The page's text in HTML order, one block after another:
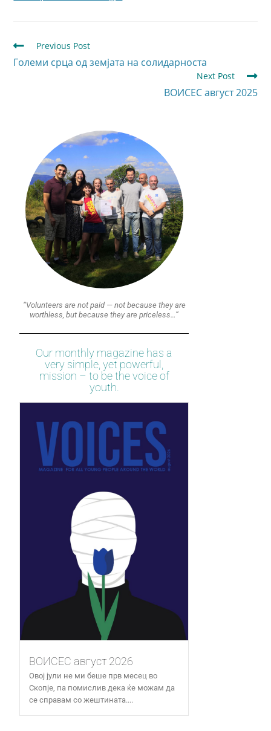
Previous Post
Големи срца од земјата на солидарноста
Next Post
ВОИСЕС август 2025
“Volunteers are not paid — not because they are
worthless, but because they are priceless…”
Our monthly magazine has a
very simple, yet powerful,
mission – to be the voice of
youth.
ВОИСЕС август 2026
Овој јули не ми беше прв месец во
Скопје, па помислив дека ќе можам да
се справам со жештината....